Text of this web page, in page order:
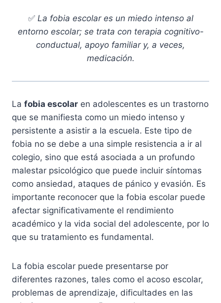
✅ La fobia escolar es un miedo intenso al
entorno escolar; se trata con terapia cognitivo-
conductual, apoyo familiar y, a veces,
medicación.
La fobia escolar en adolescentes es un trastorno
que se manifiesta como un miedo intenso y
persistente a asistir a la escuela. Este tipo de
fobia no se debe a una simple resistencia a ir al
colegio, sino que está asociada a un profundo
malestar psicológico que puede incluir síntomas
como ansiedad, ataques de pánico y evasión. Es
importante reconocer que la fobia escolar puede
afectar significativamente el rendimiento
académico y la vida social del adolescente, por lo
que su tratamiento es fundamental.
La fobia escolar puede presentarse por
diferentes razones, tales como el acoso escolar,
problemas de aprendizaje, dificultades en las